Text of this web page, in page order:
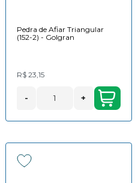
Pedra de Afiar Triangular
(152-2) - Golgran
R$ 23,15
- +